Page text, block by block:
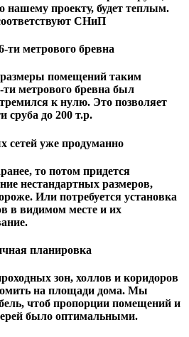
нашему проекту, будет теплым.
СНиП
метрового бревна
помещений таким
ти метрового бревна был
к нулю. Это позволяет
сруба до 200 т.р.
сетей уже продуманно
то потом придется
нестандартных размеров,
Или потребуется установка
в видимом месте и их
планировка
зон, холлов и коридоров
на площади дома. Мы
чтоб пропорции помещений и
было оптимальными.